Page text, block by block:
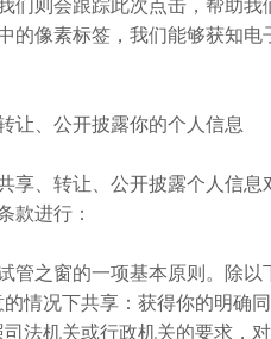
们则会跟踪此次点击，帮助
的像素标签，我们能够获知
让、公开披露你的个人信息
享、转让、公开披露个人信
款进行：
管之窗的一项基本原则。除
情况下共享：获得你的明确
法机关或行政机关的要求，